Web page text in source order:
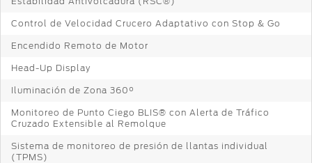
Control de Velocidad Crucero Adaptativo con Stop & Go
Encendido Remoto de Motor
Head-Up Display
Iluminación de Zona 360°
Monitoreo de Punto Ciego BLIS® con Alerta de Tráfico
Cruzado Extensible al Remolque
Sistema de monitoreo de presión de llantas individual
(TPMS)